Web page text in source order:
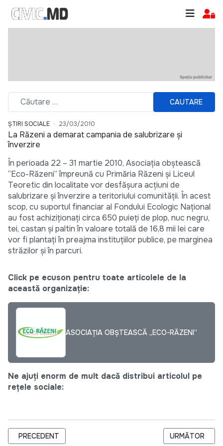
CAUTARE
ȘTIRI SOCIALE 23/03/2010
La Răzeni a demarat campania de salubrizare şi
înverzire
În perioada 22 – 31 martie 2010, Asociaţia obştească
“Eco-Răzeni” împreună cu Primăria Răzeni şi Liceul
Teoretic din localitate vor desfăşura acţiuni de
salubrizare şi înverzire a teritoriului comunităţii. În acest
scop, cu suportul financiar al Fondului Ecologic Naţional
au fost achiziţionaţi circa 650 puieţi de plop, nuc negru,
tei, castan şi paltin în valoare totală de 16,8 mii lei care
vor fi plantaţi în preajma instituţiilor publice, pe marginea
străzilor şi în parcuri.
Click pe ecuson pentru toate articolele de la
această organizație:
ASOCIAȚIA OBȘTEASCĂ „ECO-RĂZENI”
Ne ajuți enorm de mult dacă distribui articolul pe
rețele sociale:
ARTICOL PRECEDENT: (AUDIO) XENOFOBA COMUNISTĂ
PRECEDENT ARTICOLUL
URMĂTOR